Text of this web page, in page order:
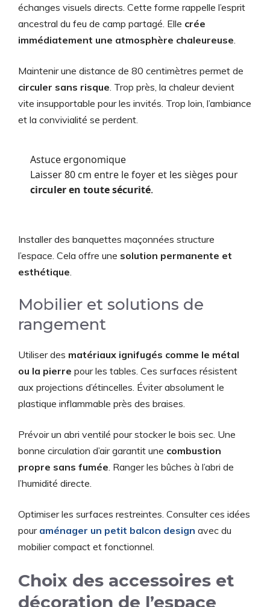
échanges visuels directs. Cette forme rappelle l’esprit
ancestral du feu de camp partagé. Elle crée
immédiatement une atmosphère chaleureuse
Maintenir une distance de 80 centimètres permet de
circuler sans risque . Trop près, la chaleur devient
vite insupportable pour les invités. Trop loin, l’ambiance
et la convivialité se perdent.
Astuce ergonomique
Laisser 80 cm entre le foyer et les sièges pour
circuler en toute sécurité.
Installer des banquettes maçonnées structure
l’espace. Cela offre une solution permanente et
esthétique
Mobilier et solutions de
rangement
Utiliser des matériaux ignifugés comme le métal
ou la pierre pour les tables. Ces surfaces résistent
aux projections d’étincelles. Éviter absolument le
plastique inflammable près des braises.
Prévoir un abri ventilé pour stocker le bois sec. Une
bonne circulation d’air garantit une combustion
propre sans fumée . Ranger les bûches à l’abri de
l’humidité directe.
Optimiser les surfaces restreintes. Consulter ces idées
pour aménager un petit balcon design avec du
mobilier compact et fonctionnel.
Choix des accessoires et
décoration de l’espace